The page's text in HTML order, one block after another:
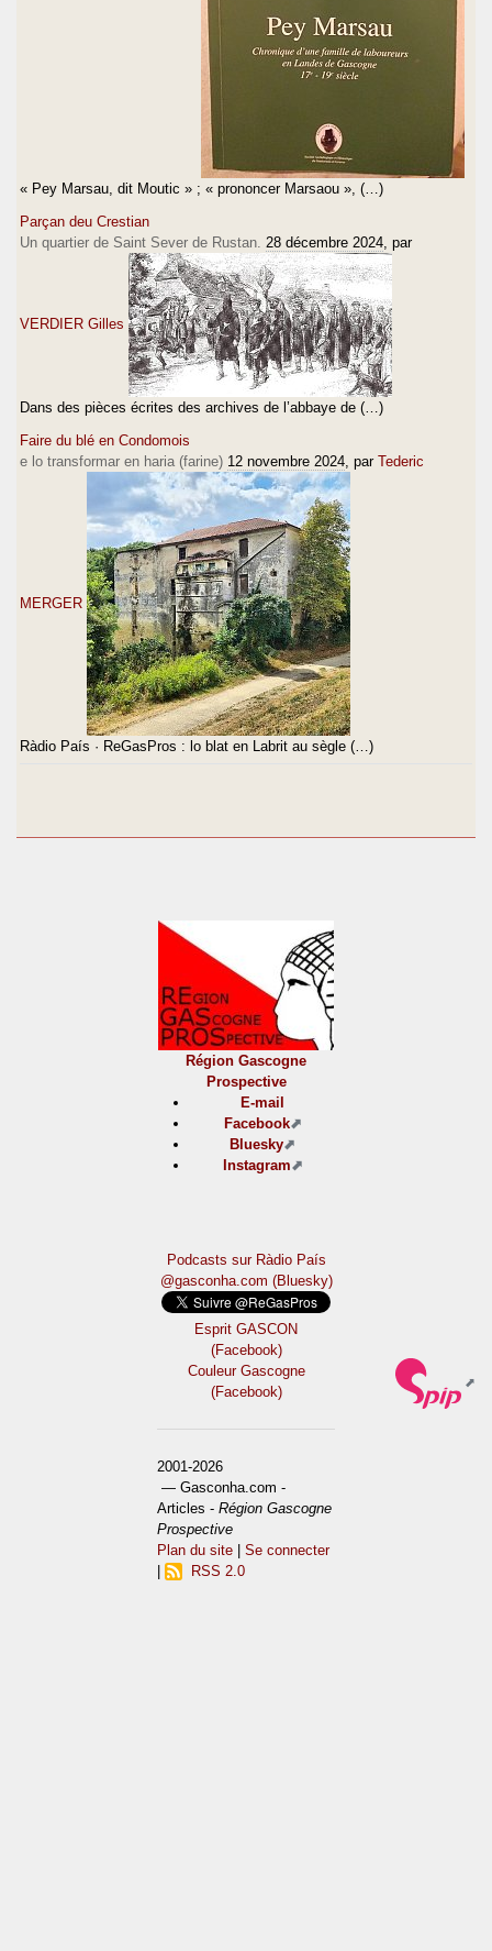
« Pey Marsau, dit Moutic » ; « prononcer Marsaou », (…)
Parçan deu Crestian
Un quartier de Saint Sever de Rustan. 28 décembre 2024 , par
VERDIER Gilles
Dans des pièces écrites des archives de l’abbaye de (…)
Faire du blé en Condomois
e lo transformar en haria (farine) 12 novembre 2024 , par Tederic
MERGER
Ràdio País · ReGasPros : lo blat en Labrit au sègle (…)
Région Gascogne
Prospective
E-mail
Facebook
Bluesky
Instagram
Podcasts sur Ràdio País
@gasconha.com (Bluesky)
Esprit GASCON
(Facebook)
Couleur Gascogne
(Facebook)
2001-2026
— Gasconha.com -
Articles -Région Gascogne
Prospective
Plan du site |Se connecter
RSS 2.0